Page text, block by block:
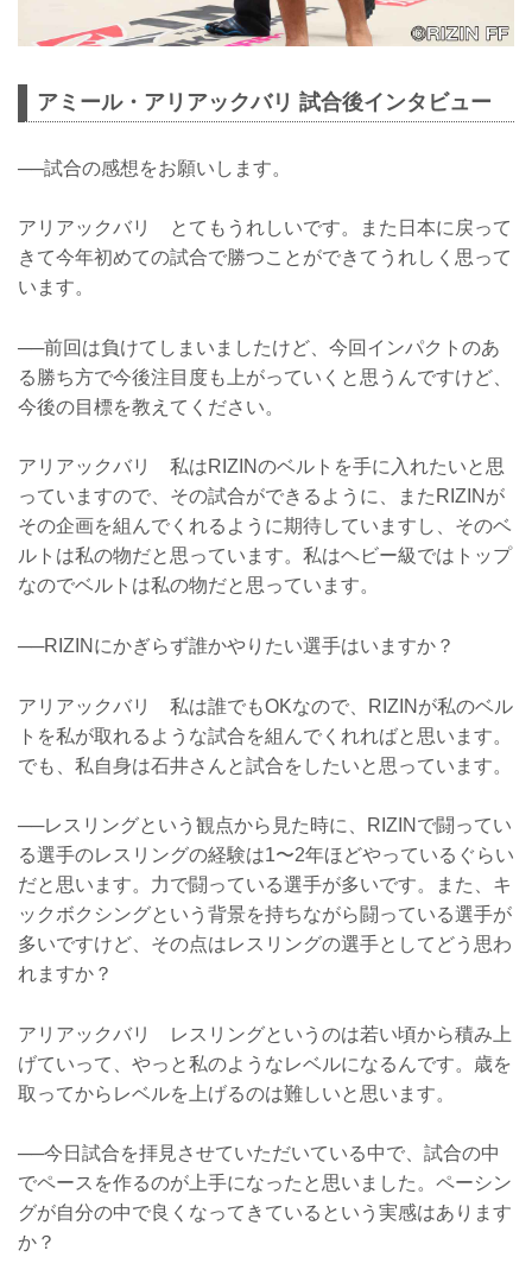
アミール・アリアックバリ 試合後インタビュー
──試合の感想をお願いします。
アリアックバリ とてもうれしいです。また日本に戻って
きて今年初めての試合で勝つことができてうれしく思って
います。
──前回は負けてしまいましたけど、今回インパクトのあ
る勝ち方で今後注目度も上がっていくと思うんですけど、
今後の目標を教えてください。
アリアックバリ 私はRIZINのベルトを手に入れたいと思
っていますので、その試合ができるように、またRIZINが
その企画を組んでくれるように期待していますし、そのベ
ルトは私の物だと思っています。私はヘビー級ではトップ
なのでベルトは私の物だと思っています。
──RIZINにかぎらず誰かやりたい選手はいますか？
アリアックバリ 私は誰でもOKなので、RIZINが私のベル
トを私が取れるような試合を組んでくれればと思います。
でも、私自身は石井さんと試合をしたいと思っています。
──レスリングという観点から見た時に、RIZINで闘ってい
る選手のレスリングの経験は1〜2年ほどやっているぐらい
だと思います。力で闘っている選手が多いです。また、キ
ックボクシングという背景を持ちながら闘っている選手が
多いですけど、その点はレスリングの選手としてどう思わ
れますか？
アリアックバリ レスリングというのは若い頃から積み上
げていって、やっと私のようなレベルになるんです。歳を
取ってからレベルを上げるのは難しいと思います。
──今日試合を拝見させていただいている中で、試合の中
でペースを作るのが上手になったと思いました。ペーシン
グが自分の中で良くなってきているという実感はあります
か？